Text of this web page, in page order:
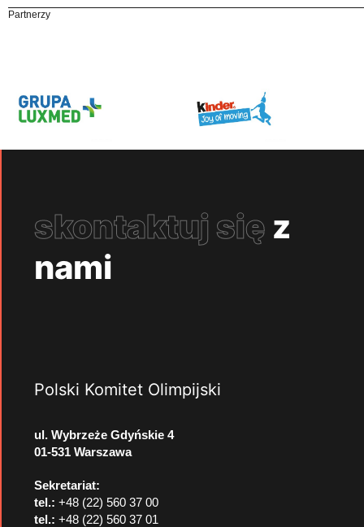
Partnerzy
skontaktuj się z
nami
Polski Komitet Olimpijski
ul. Wybrzeże Gdyńskie 4
01-531 Warszawa
Sekretariat:
tel.: +48 (22) 560 37 00
tel.: +48 (22) 560 37 01